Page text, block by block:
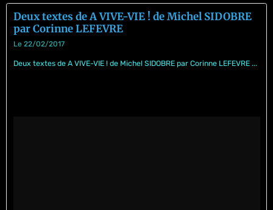
Deux textes de A VIVE-VIE ! de Michel SIDOBRE
par Corinne LEFEVRE
Le 22/02/2017
Deux textes de A VIVE-VIE ! de Michel SIDOBRE par Corinne LEFEVRE ...